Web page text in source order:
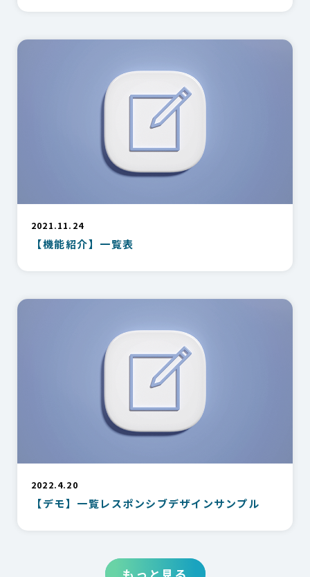
2021.11.24
【機能紹介】一覧表
2022.4.20
【デモ】一覧レスポンシブデザインサンプル